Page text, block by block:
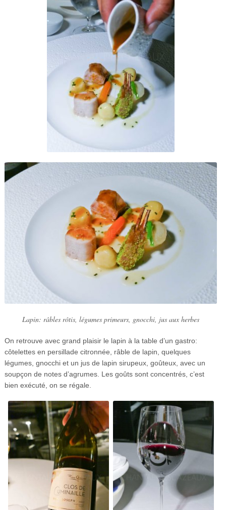
Lapin: râbles rôtis, légumes primeurs, gnocchi, jus aux herbes
On retrouve avec grand plaisir le lapin à la table d’un gastro:
côtelettes en persillade citronnée, râble de lapin, quelques
légumes, gnocchi et un jus de lapin sirupeux, goûteux, avec un
soupçon de notes d’agrumes. Les goûts sont concentrés, c’est
bien exécuté, on se régale.